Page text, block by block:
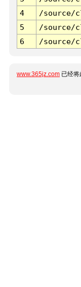
4
/source/
5
/source/
6
/source/
www.365jz.com 已经